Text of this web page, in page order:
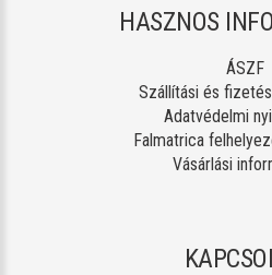
HASZNOS
ÁSZF
Szállítási és
Adatvédelmi
Falmatrica
Vásárlási